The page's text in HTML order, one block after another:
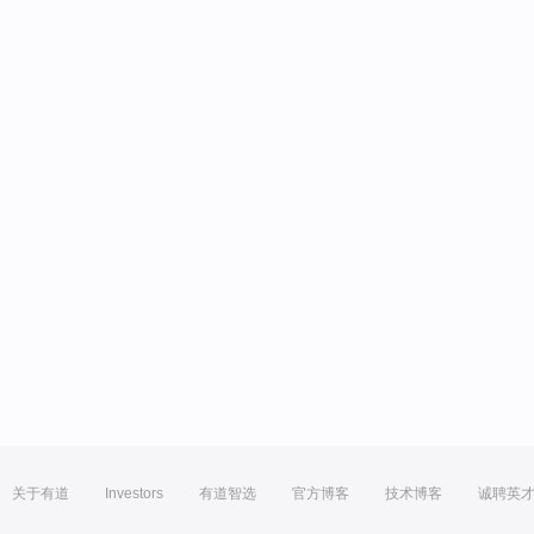
关于有道 Investors 有道智选 官方博客 技术博客 诚聘英才